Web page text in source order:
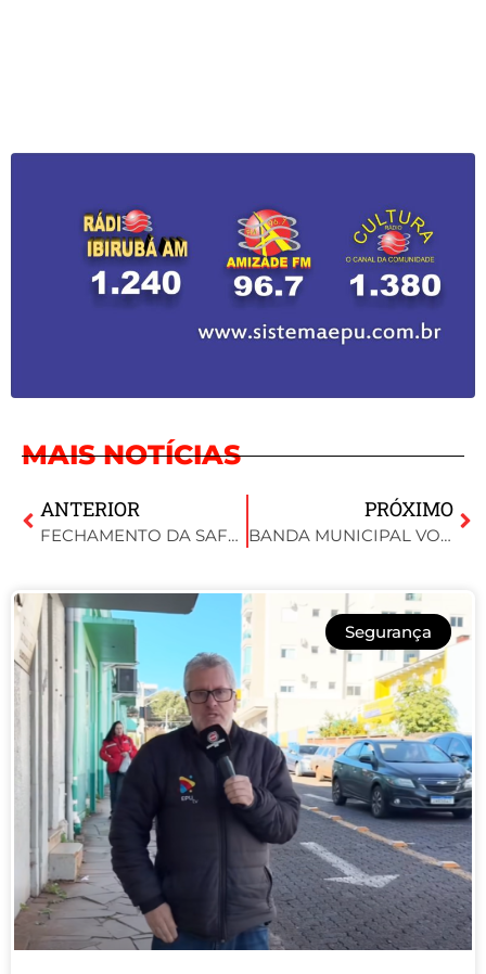
MAIS NOTÍCIAS
ANTERIOR
FECHAMENTO DA SAFRA DE VERÃO: COTRISOJA ATUALIZA CENÁRIO E PROJEÇÕES PARA O AGRO
PRÓXIMO
BANDA MUNICIPAL VOLTA À ATIVIDADE APÓS ANOS E RESGATA TRADIÇÃO EM IBIRUBÁ
Segurança